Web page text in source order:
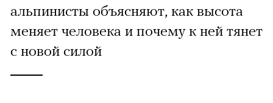
альпинисты объясняют, как высота
меняет человека и почему к ней тянет
с новой силой